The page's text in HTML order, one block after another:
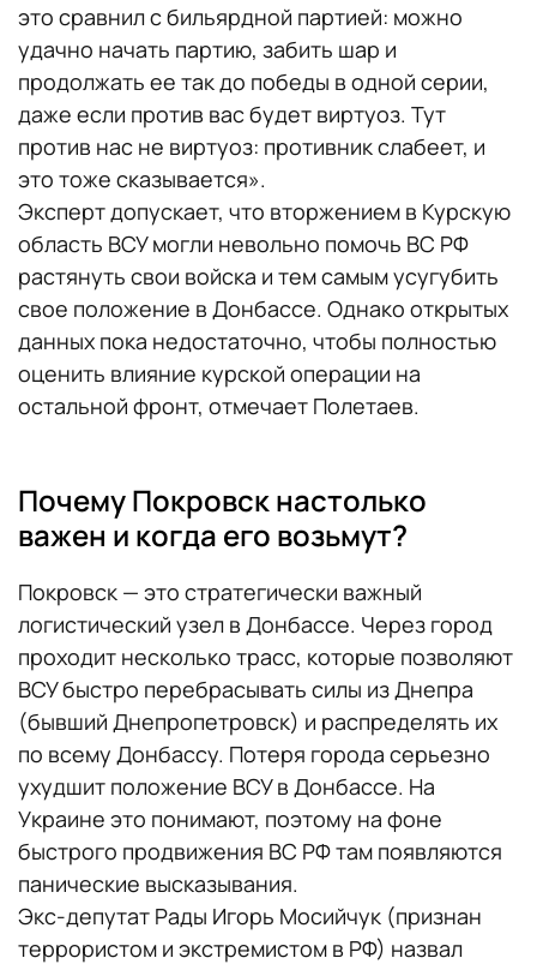
это сравнил с бильярдной партией: можно
удачно начать партию, забить шар и
продолжать ее так до победы в одной серии,
даже если против вас будет виртуоз. Тут
против нас не виртуоз: противник слабеет, и
это тоже сказывается».
Эксперт допускает, что вторжением в Курскую
область ВСУ могли невольно помочь ВС РФ
растянуть свои войска и тем самым усугубить
свое положение в Донбассе. Однако открытых
данных пока недостаточно, чтобы полностью
оценить влияние курской операции на
остальной фронт, отмечает Полетаев.
Почему Покровск настолько
важен и когда его возьмут?
Покровск — это стратегически важный
логистический узел в Донбассе. Через город
проходит несколько трасс, которые позволяют
ВСУ быстро перебрасывать силы из Днепра
(бывший Днепропетровск) и распределять их
по всему Донбассу. Потеря города серьезно
ухудшит положение ВСУ в Донбассе. На
Украине это понимают, поэтому на фоне
быстрого продвижения ВС РФ там появляются
панические высказывания.
Экс-депутат Рады Игорь Мосийчук (признан
террористом и экстремистом в РФ) назвал